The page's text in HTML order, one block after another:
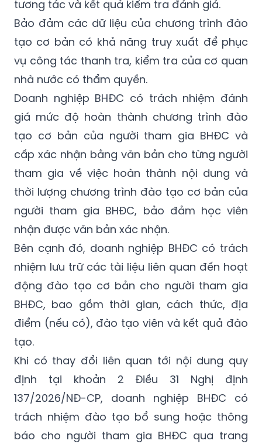
tương tác và kết quả kiểm tra đánh giá.
Bảo đảm các dữ liệu của chương trình đào
tạo cơ bản có khả năng truy xuất để phục
vụ công tác thanh tra, kiểm tra của cơ quan
nhà nước có thẩm quyền.
Doanh nghiệp BHĐC có trách nhiệm đánh
giá mức độ hoàn thành chương trình đào
tạo cơ bản của người tham gia BHĐC và
cấp xác nhận bằng văn bản cho từng người
tham gia về việc hoàn thành nội dung và
thời lượng chương trình đào tạo cơ bản của
người tham gia BHĐC, bảo đảm học viên
nhận được văn bản xác nhận.
Bên cạnh đó, doanh nghiệp BHĐC có trách
nhiệm lưu trữ các tài liệu liên quan đến hoạt
động đào tạo cơ bản cho người tham gia
BHĐC, bao gồm thời gian, cách thức, địa
điểm (nếu có), đào tạo viên và kết quả đào
tạo.
Khi có thay đổi liên quan tới nội dung quy
định tại khoản 2 Điều 31 Nghị định
137/2026/NĐ-CP, doanh nghiệp BHĐC có
trách nhiệm đào tạo bổ sung hoặc thông
báo cho người tham gia BHĐC qua trang